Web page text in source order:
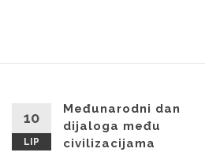
10
LIP
Međunarodni dan
dijaloga među
civilizacijama